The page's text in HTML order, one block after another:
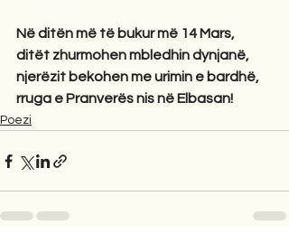
Në ditën më të bukur më 14 Mars,
ditët zhurmohen mbledhin dynjanë,
njerëzit bekohen me urimin e bardhë,
rruga e Pranverës nis në Elbasan!
Poezi